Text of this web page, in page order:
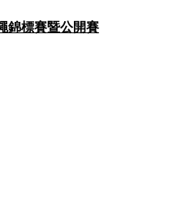
錦標賽暨公開賽